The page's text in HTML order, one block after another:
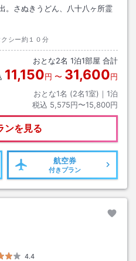
。さぬきうどん、八十八ヶ所霊
シー約１０分
おとな2名 1泊1部屋 合計
11,150円 〜 31,600円
おとな1名 (2名1室)｜ 1泊
税込 5,575円〜15,800円
ンを見る
航空券
付きプラン
4.4